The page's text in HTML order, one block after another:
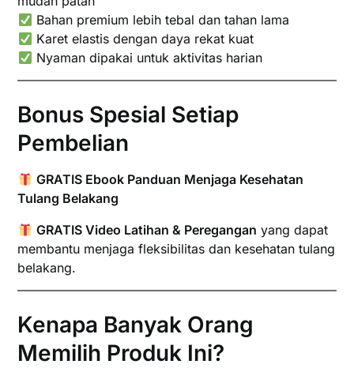
Bahan premium lebih tebal dan tahan lama
Karet elastis dengan daya rekat kuat
Nyaman dipakai untuk aktivitas harian
Bonus Spesial Setiap
Pembelian
GRATIS Ebook Panduan Menjaga Kesehatan
Tulang Belakang
GRATIS Video Latihan & Peregangan yang dapat
membantu menjaga fleksibilitas dan kesehatan tulang
belakang.
Kenapa Banyak Orang
Memilih Produk Ini?